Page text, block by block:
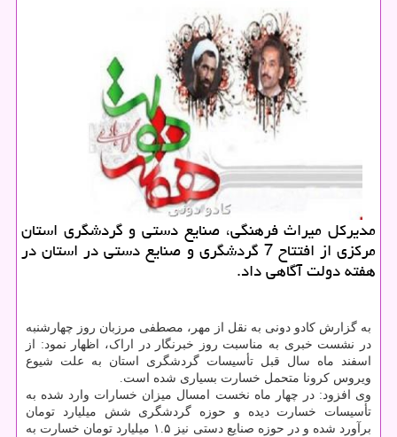
مدیركل میراث فرهنگی، صنایع دستی و گردشگری استان
مركزی از افتتاح 7 گردشگری و صنایع دستی در استان در
هفته دولت آگاهی داد.
به گزارش کادو دونی به نقل از مهر، مصطفی مرزبان روز چهارشنبه
در نشست خبری به مناسبت روز خبرنگار در اراک، اظهار نمود: از
اسفند ماه سال قبل تأسیسات گردشگری استان به علت شیوع
ویروس کرونا متحمل خسارت بسیاری شده است.
وی افزود: در چهار ماه نخست امسال میزان خسارات وارد شده به
تأسیسات خسارت دیده و حوزه گردشگری شش میلیارد تومان
برآورد شده و در حوزه صنایع دستی نیز ۱.۵ میلیارد تومان خسارت به